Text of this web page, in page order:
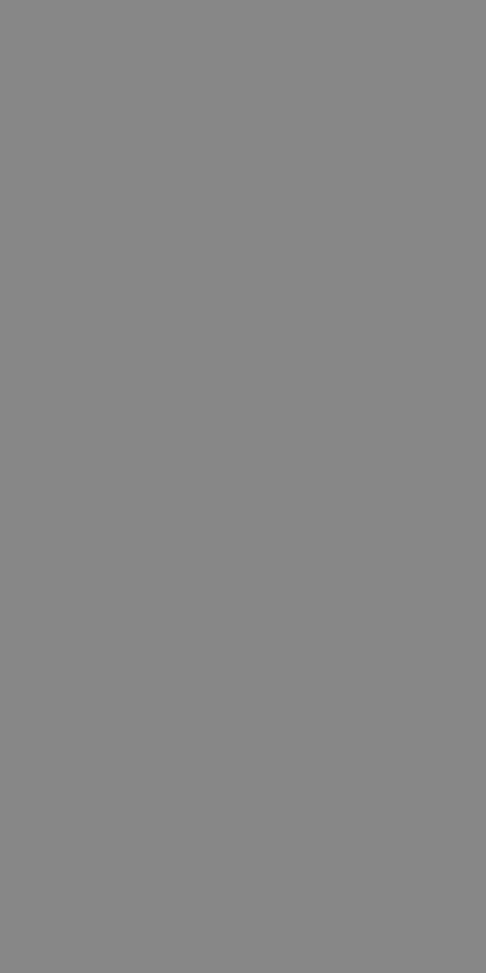
combinazione
al fine di
l'utilizzo
servizio
cui il prefisso
di analisi web
e misurare le
cui il prefisso
dall'operatore
dell'utente
di Google) per
i cookie.